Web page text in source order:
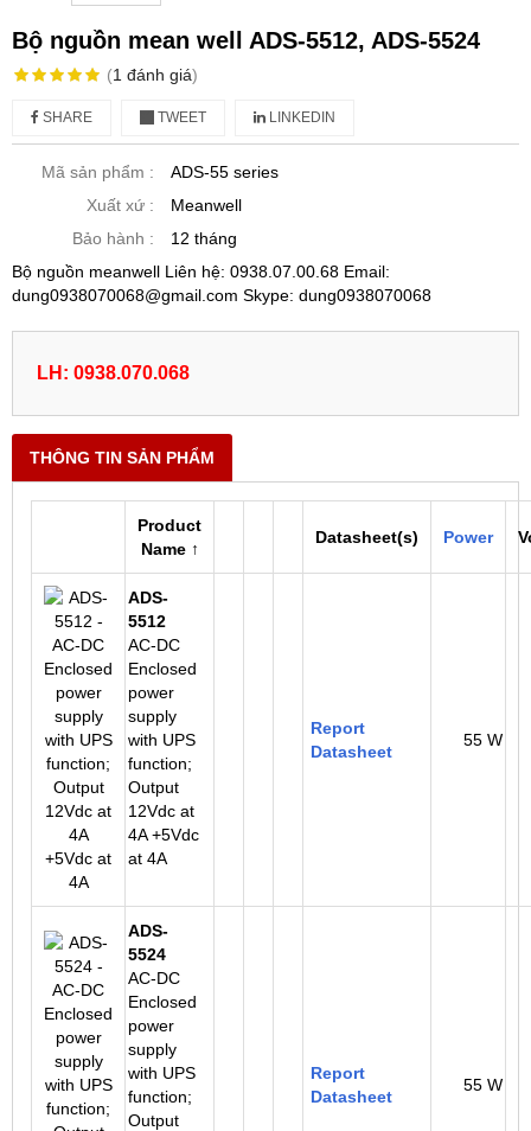
Bộ nguồn mean well ADS-5512, ADS-5524
(1 đánh giá)
SHARE TWEET LINKEDIN
Mã sản phẩm :
ADS-55 series
Xuất xứ :
Meanwell
Bảo hành :
12 tháng
Bộ nguồn meanwell Liên hệ: 0938.07.00.68 Email:
dung0938070068@gmail.com Skype: dung0938070068
LH: 0938.070.068
THÔNG TIN SẢN PHẨM
Product
Name ↑
Datasheet(s) Power
ADS-
5512
AC-DC
Enclosed
power
supply
with UPS
function;
Output
12Vdc at
4A +5Vdc
at 4A
Report
Datasheet
55 W
ADS-
5524
AC-DC
Enclosed
power
supply
with UPS
function;
Output
Report
Datasheet
55 W